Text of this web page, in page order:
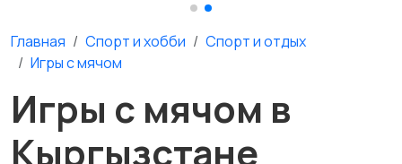
Главная Спорт и хобби
Спорт и отдых
Игры с мячом
Игры с мячом в
Кыргызстане